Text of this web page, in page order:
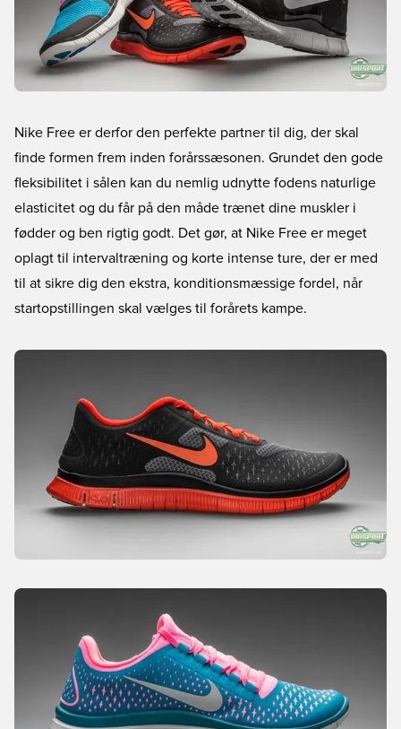
Nike Free er derfor den perfekte partner til dig, der skal
finde formen frem inden forårssæsonen. Grundet den gode
fleksibilitet i sålen kan du nemlig udnytte fodens naturlige
elasticitet og du får på den måde trænet dine muskler i
fødder og ben rigtig godt. Det gør, at Nike Free er meget
oplagt til intervaltræning og korte intense ture, der er med
til at sikre dig den ekstra, konditionsmæssige fordel, når
startopstillingen skal vælges til forårets kampe.